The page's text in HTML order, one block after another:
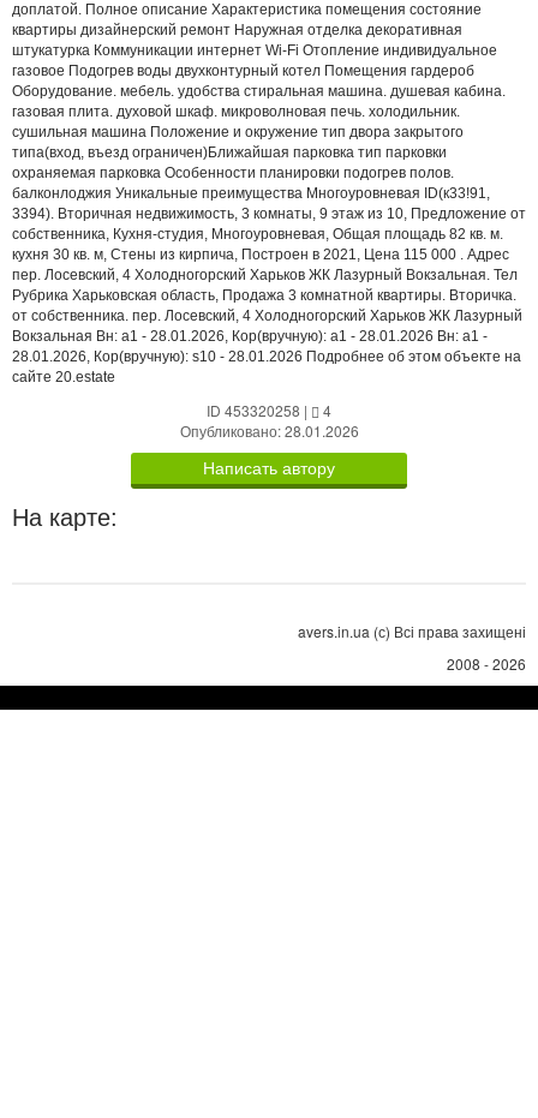
доплатой. Полное описание Характеристика помещения состояние
квартиры дизайнерский ремонт Наружная отделка декоративная
штукатурка Коммуникации интернет Wi-Fi Отопление индивидуальное
газовое Подогрев воды двухконтурный котел Помещения гардероб
Оборудование. мебель. удобства стиральная машина. душевая кабина.
газовая плита. духовой шкаф. микроволновая печь. холодильник.
сушильная машина Положение и окружение тип двора закрытого
типа(вход, въезд ограничен)Ближайшая парковка тип парковки
охраняемая парковка Особенности планировки подогрев полов.
балконлоджия Уникальные преимущества Многоуровневая ID(к33!91,
3394). Вторичная недвижимость, 3 комнаты, 9 этаж из 10, Предложение от
собственника, Кухня-студия, Многоуровневая, Общая площадь 82 кв. м.
кухня 30 кв. м, Стены из кирпича, Построен в 2021, Цена 115 000 . Адрес
пер. Лосевский, 4 Холодногорский Харьков ЖК Лазурный Вокзальная. Тел
Рубрика Харьковская область, Продажа 3 комнатной квартиры. Вторичка.
от собственника. пер. Лосевский, 4 Холодногорский Харьков ЖК Лазурный
Вокзальная Вн: a1 - 28.01.2026, Кор(вручную): a1 - 28.01.2026 Вн: a1 -
28.01.2026, Кор(вручную): s10 - 28.01.2026 Подробнее об этом объекте на
сайте 20.estate
ID 453320258 |
4
Опубликовано: 28.01.2026
Написать автору
На карте:
avers.in.ua (с) Всі права захищені
2008 - 2026